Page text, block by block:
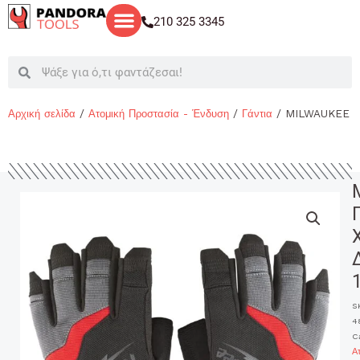
Μετάβαση
στο
210 325 3345
SearchSearch
Αρχική σελίδα / Ατομική Προστασία - Ένδυση / Γάντια / MILWAUKEE